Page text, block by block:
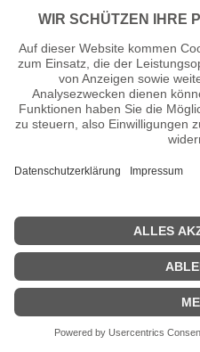
"Diese eine Nacht", 2015 in
für diese Welt" sowie 2020 im
zudem die Figur des Ben in der
Sebastian Borucki Seiten,
n.n.v. - Die offizielle Sebastian
| © 2013–2023 was-war-
|Impressum|